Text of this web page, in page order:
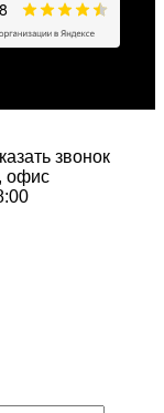
звонок
офис